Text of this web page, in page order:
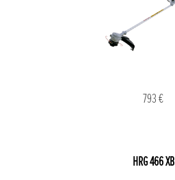
793 €
HRG 466 XB